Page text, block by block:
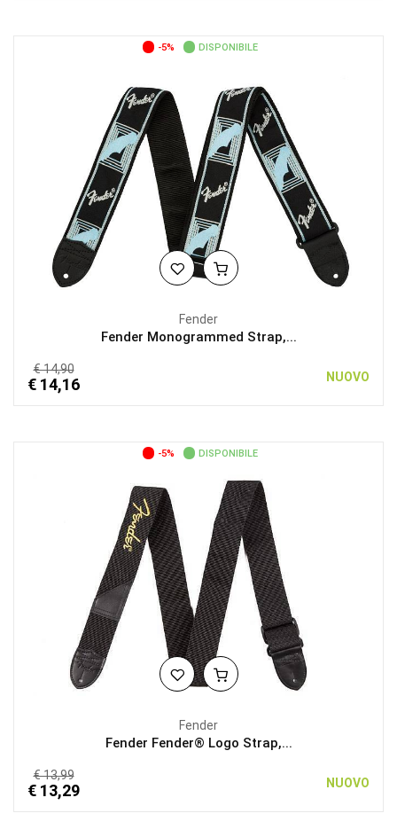
-5% DISPONIBILE
Fender
Fender Monogrammed Strap,...
€ 14,90
€ 14,16 NUOVO
-5% DISPONIBILE
Fender
Fender Fender® Logo Strap,...
€ 13,99
€ 13,29 NUOVO